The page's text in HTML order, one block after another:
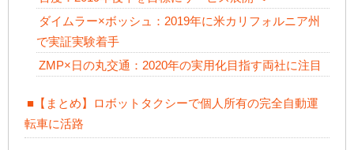
ダイムラー×ボッシュ：2019年に米カリフォルニア州
で実証実験着手
ZMP×日の丸交通：2020年の実用化目指す両社に注目
■【まとめ】ロボットタクシーで個人所有の完全自動運
転車に活路